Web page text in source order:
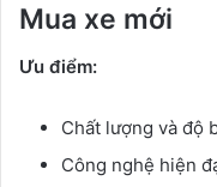
Mua xe mới
Ưu điểm:
Chất lượng và độ
Công nghệ hiện